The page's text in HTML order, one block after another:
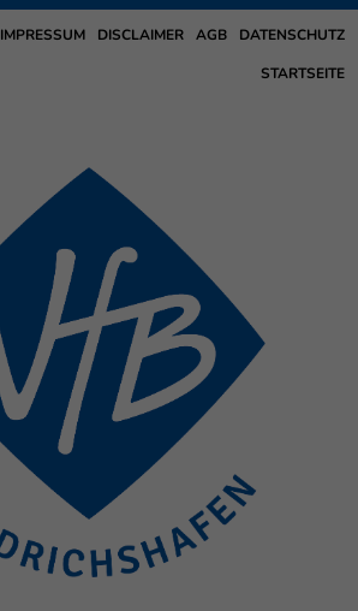
DATENSCHUTZ
AGB
DISCLAIMER
IMPRESSUM
STARTSEITE